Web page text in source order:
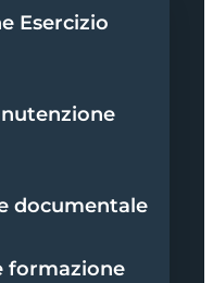
Esercizio
documentale
formazione